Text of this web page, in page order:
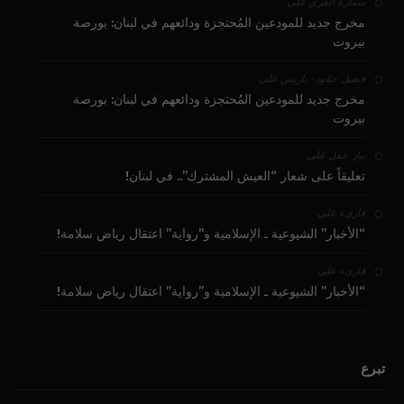
مخرج جديد للمودعين المُحتجزة ودائعهم في لبنان: بورصة
بيروت
فضيل حمّود - باريس على
مخرج جديد للمودعين المُحتجزة ودائعهم في لبنان: بورصة
بيروت
بيار عقل على
تعليقاً على شعار “العيش المشترك”.. في لبنان!
قارىء على
“الأخبار” الشيوعية ـ الإسلامية و”رواية” اعتقال رياض سلامة!
قارىء على
“الأخبار” الشيوعية ـ الإسلامية و”رواية” اعتقال رياض سلامة!
تبرع